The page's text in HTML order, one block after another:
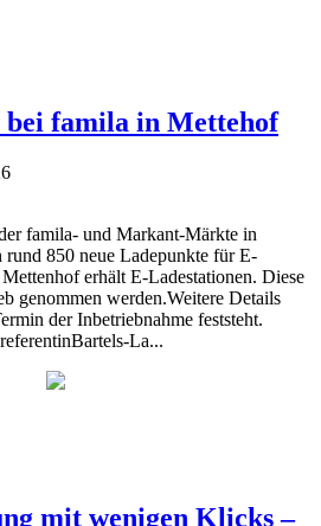
bei famila in Mettehof
famila- und Markant-Märkte in
rund 850 neue Ladepunkte für E-
erhält E-Ladestationen. Diese
genommen werden.Weitere Details
der Inbetriebnahme feststeht.
La...
mit wenigen Klicks –